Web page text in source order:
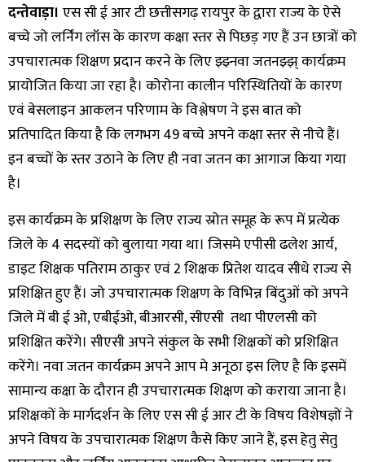
दन्तेवाड़ा। एस सी ई आर टी छत्तीसगढ़ रायपुर के द्वारा राज्य के ऐसे
बच्चे जो लर्निंग लॉस के कारण कक्षा स्तर से पिछड़ गए हैं उन छात्रों को
उपचारात्मक शिक्षण प्रदान करने के लिए झ्झ्नवा जतनझ्झ् कार्यक्रम
प्रायोजित किया जा रहा है। कोरोना कालीन परिस्थितियों के कारण
एवं बेसलाइन आकलन परिणाम के विश्लेषण ने इस बात को
प्रतिपादित किया है कि लगभग 49 बच्चे अपने कक्षा स्तर से नीचे हैं।
इन बच्चों के स्तर उठाने के लिए ही नवा जतन का आगाज किया गया
है।
इस कार्यक्रम के प्रशिक्षण के लिए राज्य स्रोत समूह के रूप में प्रत्येक
जिले के 4 सदस्यों को बुलाया गया था। जिसमे एपीसी ढलेश आर्य,
डाइट शिक्षक पतिराम ठाकुर एवं 2 शिक्षक प्रितेश यादव सीधे राज्य से
प्रशिक्षित हुए हैं। जो उपचारात्मक शिक्षण के विभिन्न बिंदुओं को अपने
जिले में बी ई ओ, एबीईओ, बीआरसी, सीएसी तथा पीएलसी को
प्रशिक्षित करेंगे। सीएसी अपने संकुल के सभी शिक्षकों को प्रशिक्षित
करेंगे। नवा जतन कार्यक्रम अपने आप मे अनूठा इस लिए है कि इसमें
सामान्य कक्षा के दौरान ही उपचारात्मक शिक्षण को कराया जाना है।
प्रशिक्षकों के मार्गदर्शन के लिए एस सी ई आर टी के विषय विशेषज्ञों ने
अपने विषय के उपचारात्मक शिक्षण कैसे किए जाने हैं, इस हेतु सेतु